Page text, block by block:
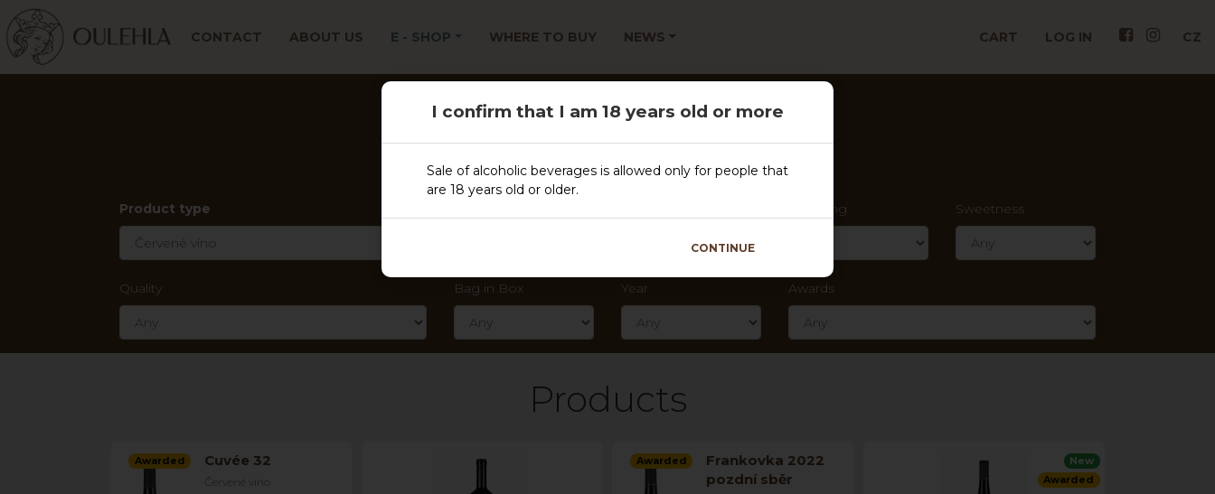
CONTACT ABOUT US E - SHOP WHERE TO BUY NEWS CART LOG IN CZ
I confirm that I am 18 years old or more
Sale of alcoholic beverages is allowed only for people that
are 18 years old or older.
CONTINUE
Filter
CLEAR FILTER
Product type Sparkling Sweetness
Quality Bag in Box Year Awards
Products
Awarded Cuvée 32
Červené víno
Awarded
Frankovka 2022
pozdní sběr
New
Awarded